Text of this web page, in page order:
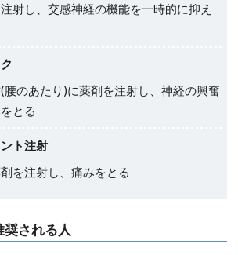
射し、交感神経の機能を一時的に抑え
腰のあたり)に薬剤を注射し、神経の興奮
とる
ト注射
を注射し、痛みをとる
される人